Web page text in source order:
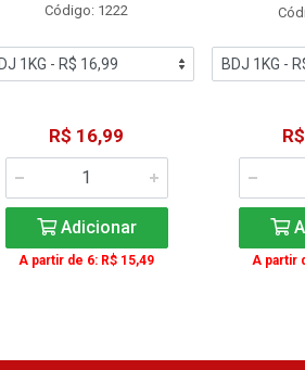
Código: 1222
R$ 16,99
Adicionar
A partir de 6: R$ 15,49 A partir